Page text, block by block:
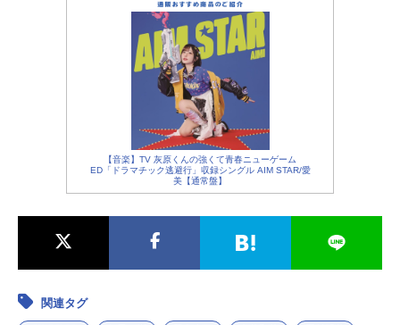
【音楽】TV 灰原くんの強くて青春ニューゲーム
ED「ドラマチック逃避行」収録シングル AIM STAR/愛
美【通常盤】
関連タグ